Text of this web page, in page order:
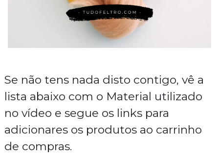
Se não tens nada disto contigo, vê a
lista abaixo com o Material utilizado
no vídeo e segue os links para
adicionares os produtos ao carrinho
de compras.